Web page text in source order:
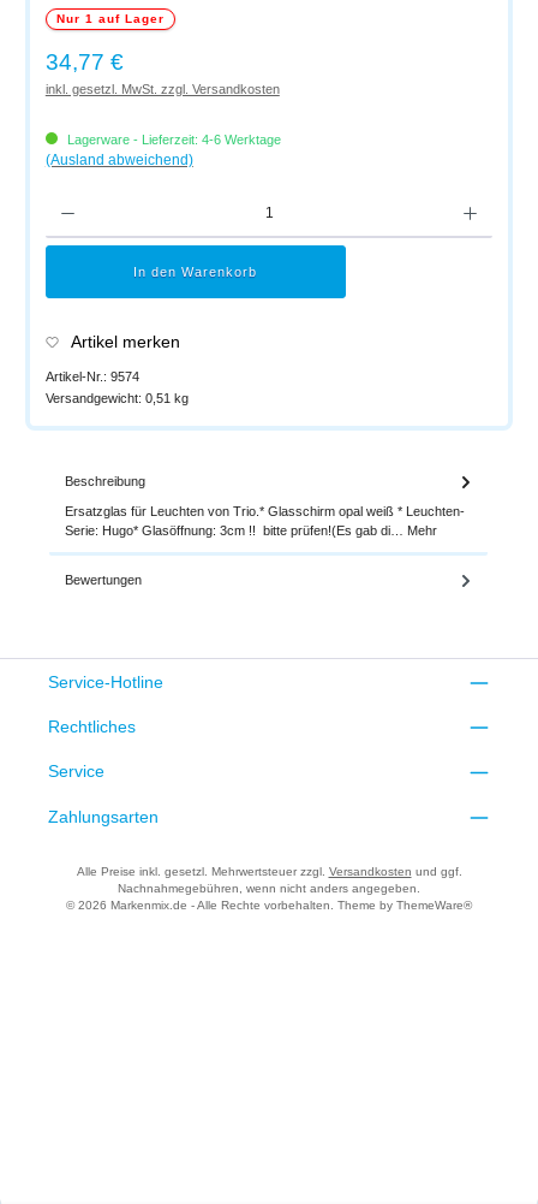
Nur 1 auf Lager
Regulärer Preis:
34,77 €
inkl. gesetzl. MwSt. zzgl. Versandkosten
Lagerware - Lieferzeit: 4-6 Werktage
(Ausland abweichend)
In den Warenkorb
Artikel merken
Artikel-Nr.: 9574
Versandgewicht: 0,51 kg
Beschreibung
Ersatzglas für Leuchten von Trio.* Glasschirm opal weiß * Leuchten-
Serie: Hugo* Glasöffnung: 3cm !! bitte prüfen!(Es gab di… Mehr
Bewertungen
Service-Hotline
Rechtliches
Service
Zahlungsarten
Alle Preise inkl. gesetzl. Mehrwertsteuer zzgl. Versandkosten und ggf.
Nachnahmegebühren, wenn nicht anders angegeben.
© 2026 Markenmix.de - Alle Rechte vorbehalten. Theme by ThemeWare®